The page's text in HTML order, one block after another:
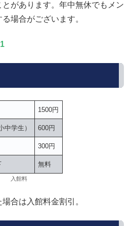
があります。年中無休でもメン
場合がございます。
1500円
中学生） 600円
300円
無料
入館料
合は入館料金割引。